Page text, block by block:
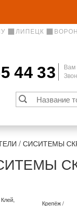
ЛИПЕЦК
44 33
Вам
/ СИСИТЕМЫ
Клей,
Крепёж /